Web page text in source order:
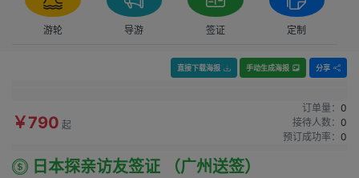
游轮 导游 签证 定制
直接下载海报 手动生成海报 分享
￥790 起
订单量： 0
接待人数： 0
预订成功率： 0
日本探亲访友签证 （广州送签）